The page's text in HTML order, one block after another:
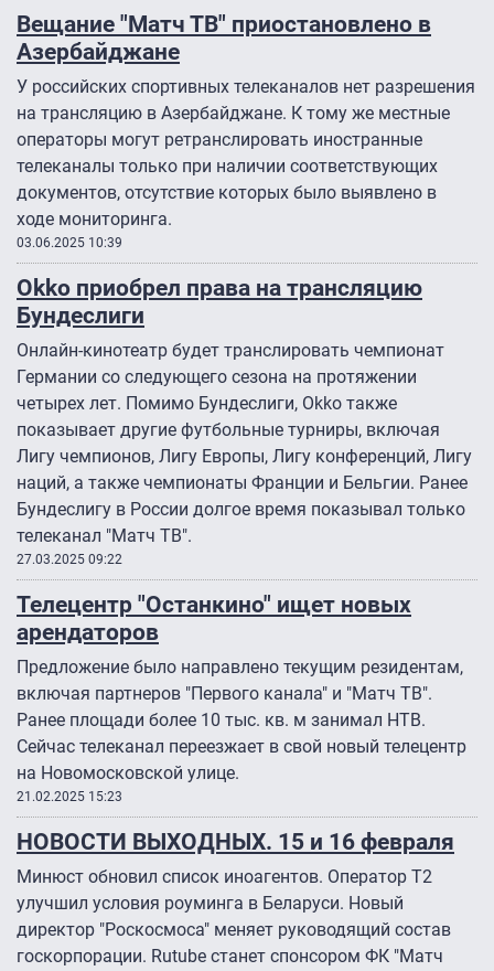
Вещание "Матч ТВ" приостановлено в
Азербайджане
У российских спортивных телеканалов нет разрешения
на трансляцию в Азербайджане. К тому же местные
операторы могут ретранслировать иностранные
телеканалы только при наличии соответствующих
документов, отсутствие которых было выявлено в
ходе мониторинга.
03.06.2025 10:39
Okko приобрел права на трансляцию
Бундеслиги
Онлайн-кинотеатр будет транслировать чемпионат
Германии со следующего сезона на протяжении
четырех лет. Помимо Бундеслиги, Okko также
показывает другие футбольные турниры, включая
Лигу чемпионов, Лигу Европы, Лигу конференций, Лигу
наций, а также чемпионаты Франции и Бельгии. Ранее
Бундеслигу в России долгое время показывал только
телеканал "Матч ТВ".
27.03.2025 09:22
Телецентр "Останкино" ищет новых
арендаторов
Предложение было направлено текущим резидентам,
включая партнеров "Первого канала" и "Матч ТВ".
Ранее площади более 10 тыс. кв. м занимал НТВ.
Сейчас телеканал переезжает в свой новый телецентр
на Новомосковской улице.
21.02.2025 15:23
НОВОСТИ ВЫХОДНЫХ. 15 и 16 февраля
Минюст обновил список иноагентов. Оператор Т2
улучшил условия роуминга в Беларуси. Новый
директор "Роскосмоса" меняет руководящий состав
госкорпорации. Rutube станет спонсором ФК "Матч